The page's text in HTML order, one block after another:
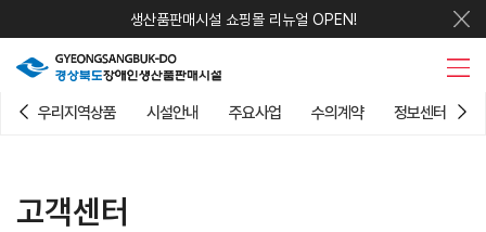
생산품판매시설 쇼핑몰 리뉴얼 OPEN!
우리지역상품 시설안내 주요사업 수의계약 정보센터
고객센터